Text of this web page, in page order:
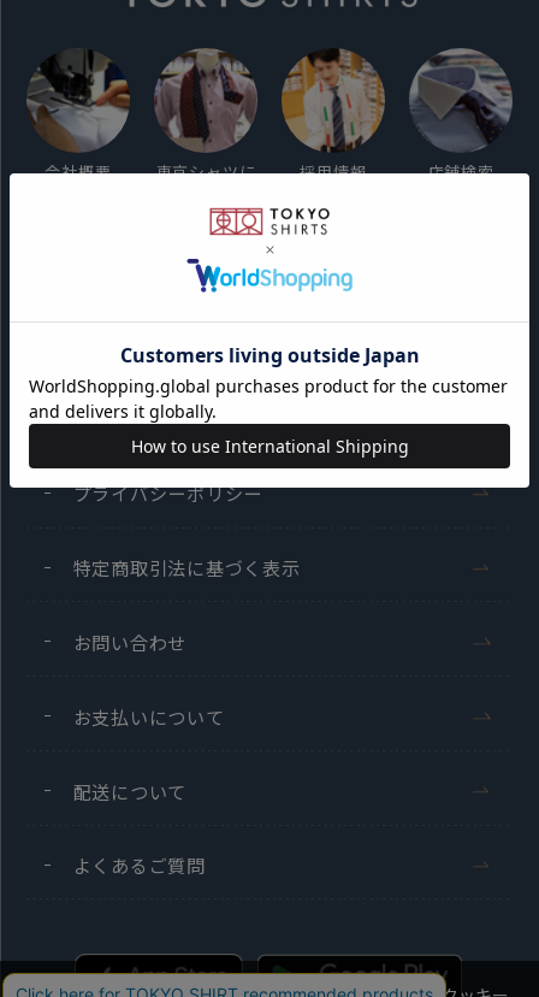
会社概要
東京シャツに
採用情報 店舗検索
ご利用ガイド
サイト利用規約
会員利用規約
プライバシーポリシー
特定商取引法に基づく表示
お問い合わせ
お支払いについて
配送について
よくあるご質問